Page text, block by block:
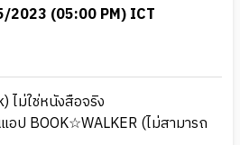
2023 (05:00 PM) ICT
ไม่ใช่หนังสือจริง
ป BOOK☆WALKER (ไม่สามารถ